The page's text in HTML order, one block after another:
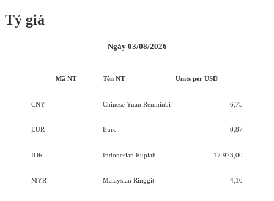
Tỷ giá
Ngày 03/08/2026
Mã NT Tên NT Units per USD
CNY Chinese Yuan Renminbi 6,75
EUR Euro 0,87
IDR Indonesian Rupiah 17.973,00
MYR Malaysian Ringgit 4,10